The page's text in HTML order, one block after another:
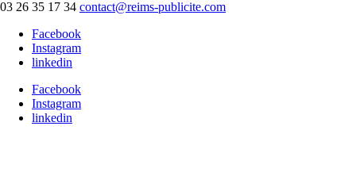
03 26 35 17 34 contact@reims-publicite.com
Facebook
Instagram
linkedin
Facebook
Instagram
linkedin